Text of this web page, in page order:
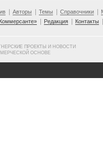
Авторы Темы Справочники
Редакция Контакты
ПРОЕКТЫ И НОВОСТИ
ОСНОВЕ